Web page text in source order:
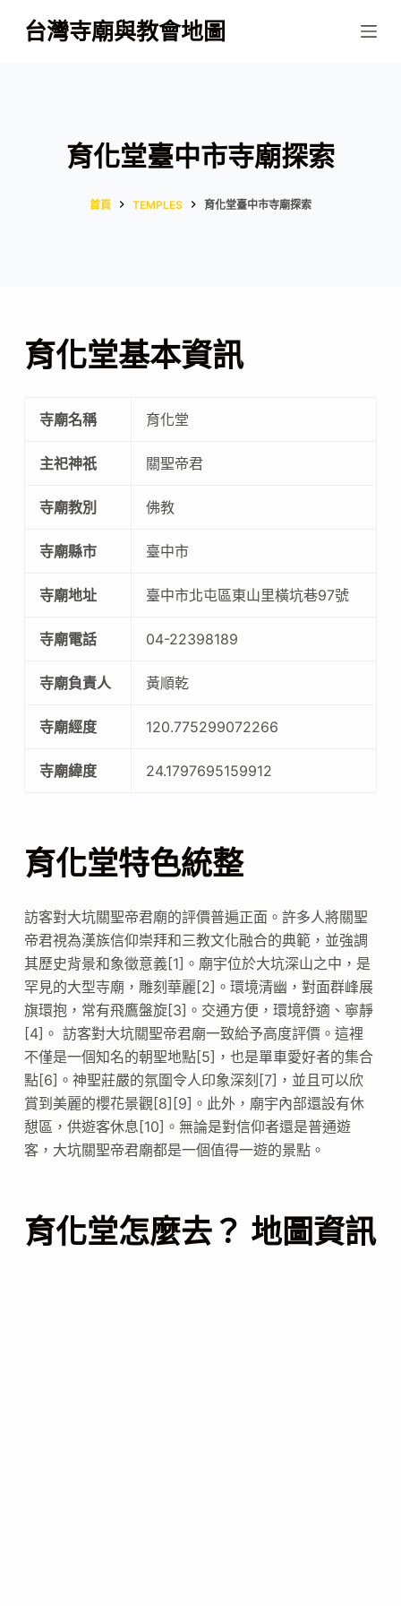
跳
至
台灣寺廟與教會地圖
育化堂臺中市寺廟探索
首頁 TEMPLES 育化堂臺中市寺廟探索
育化堂基本資訊
寺廟名稱 育化堂
主祀神祇 關聖帝君
寺廟教別 佛教
寺廟縣市 臺中市
寺廟地址 臺中市北屯區東山里橫坑巷97號
寺廟電話 04-22398189
寺廟負責人 黃順乾
寺廟經度 120.775299072266
寺廟緯度 24.1797695159912
育化堂特色統整
訪客對大坑關聖帝君廟的評價普遍正面。許多人將關聖
帝君視為漢族信仰崇拜和三教文化融合的典範，並強調
其歷史背景和象徵意義[1]。廟宇位於大坑深山之中，是
罕見的大型寺廟，雕刻華麗[2]。環境清幽，對面群峰展
旗環抱，常有飛鷹盤旋[3]。交通方便，環境舒適、寧靜
[4]。 訪客對大坑關聖帝君廟一致給予高度評價。這裡
不僅是一個知名的朝聖地點[5]，也是單車愛好者的集合
點[6]。神聖莊嚴的氛圍令人印象深刻[7]，並且可以欣
賞到美麗的櫻花景觀[8][9]。此外，廟宇內部還設有休
憇區，供遊客休息[10]。無論是對信仰者還是普通遊
客，大坑關聖帝君廟都是一個值得一遊的景點。
育化堂怎麼去？ 地圖資訊